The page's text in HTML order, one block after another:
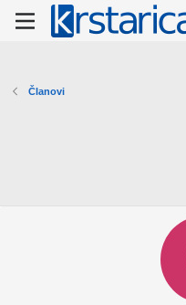
Članovi